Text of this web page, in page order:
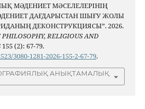
МӘДЕНИЕТ МӘСЕЛЕЛЕРІНІҢ
ДАҒДАРЫСТАН ШЫҒУ ЖОЛЫ
ДЕКОНСТРУКЦИЯСЫ”. 2026.
RELIGIOUS AND
155 (2): 67-79.
3080-1281-2026-155-2-67-79.
АНЫҚТАМАЛЫҚ